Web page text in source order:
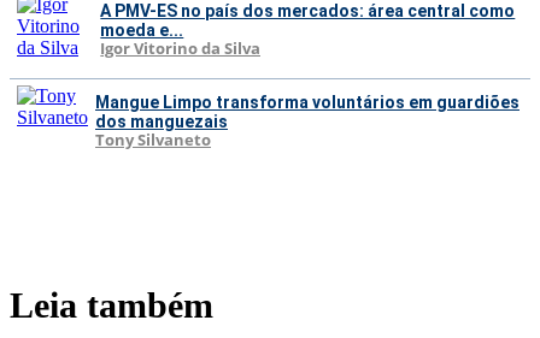
A PMV-ES no país dos mercados: área central como
moeda e...
Igor Vitorino da Silva
Mangue Limpo transforma voluntários em guardiões
dos manguezais
Tony Silvaneto
Leia também